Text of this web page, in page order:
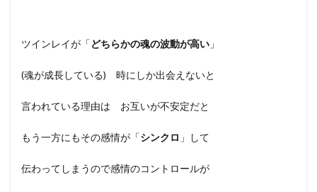
ツインレイが「どちらかの魂の波動が高い 」
(魂が成長している) 時にしか出会えないと
言われている理由は お互いが不安定だと
もう一方にもその感情が「シンクロ 」して
伝わってしまうので感情のコントロールが